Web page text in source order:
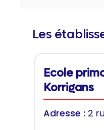
Les
Ecole
Korrigans
Adresse : 2